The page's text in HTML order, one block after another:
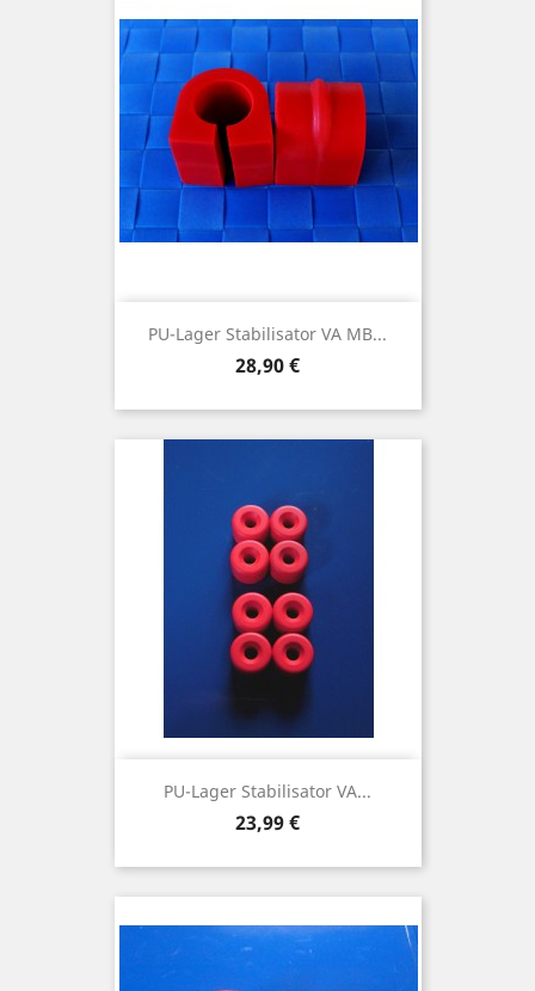
PU-Lager Stabilisator VA MB...
Preis
28,90 €
PU-Lager Stabilisator VA...
Preis
23,99 €